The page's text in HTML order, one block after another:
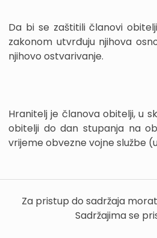
Da bi se zaštitili članovi
zakonom utvrđuju njihova
njihovo ostvarivanje.
Hranitelj je članova obitelji, u
obitelji do dan stupanja na
vrijeme obvezne vojne službe
Za pristup do sadržaja
Sadržajima se